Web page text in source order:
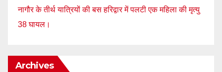
नागौर के तीर्थ यात्रियों की बस हरिद्वार में पलटी एक महिला की मृत्यु
38 घायल।
Archives